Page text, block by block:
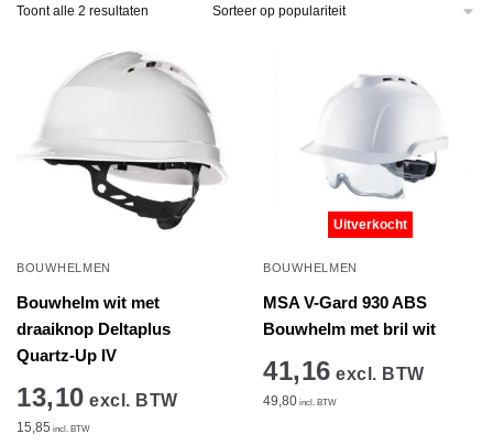
Toont alle 2 resultaten Gesorteerd
BOUWHELMEN
Bouwhelm wit met
draaiknop Deltaplus
Quartz-Up IV
13,10 excl. BTW
15,85 incl. BTW
Uitverkocht
BOUWHELMEN
MSA V-Gard 930 ABS
Bouwhelm met bril wit
41,16 excl. BTW
49,80 incl. BTW